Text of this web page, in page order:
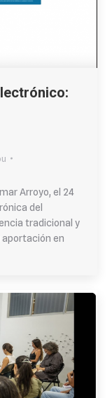
Arroyo, el 24
del
tradicional y
en